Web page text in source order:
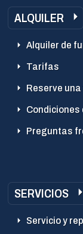
ALQUILER
Alquiler de
Tarifas
Reserve
Condiciones
Preguntas
SERVICIOS
Servicio y